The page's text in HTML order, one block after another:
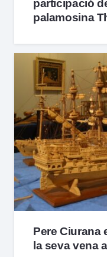
participació
palamosina
Pere Ciurana
la seva vena